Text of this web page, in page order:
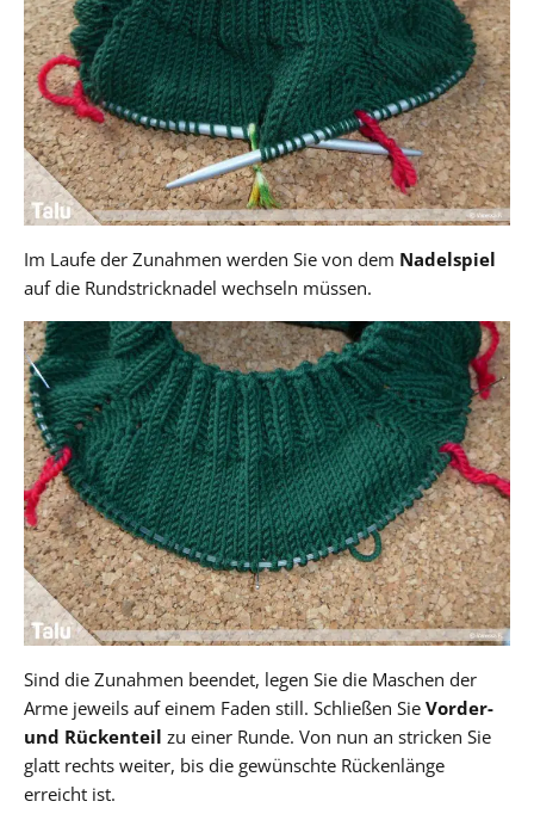
Im Laufe der Zunahmen werden Sie von dem Nadelspiel
auf die Rundstricknadel wechseln müssen.
Sind die Zunahmen beendet, legen Sie die Maschen der
Arme jeweils auf einem Faden still. Schließen Sie Vorder-
und Rückenteil zu einer Runde. Von nun an stricken Sie
glatt rechts weiter, bis die gewünschte Rückenlänge
erreicht ist.